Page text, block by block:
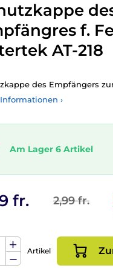
f.
AT-218
des Empfängers
›
Am Lager 6 Artikel
2,99 fr.
fr.
Artikel